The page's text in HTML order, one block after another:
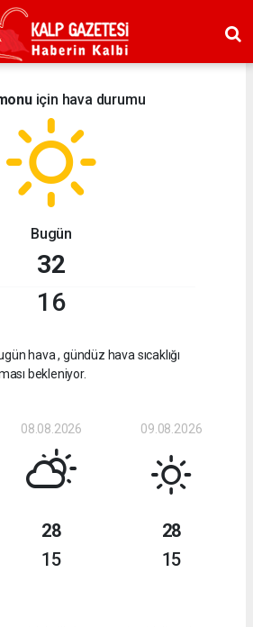
için hava durumu
Bugün
32
16
hava, gündüz hava sıcaklığı
bekleniyor.
08.08.2026
28
15
09.08.2026
28
15